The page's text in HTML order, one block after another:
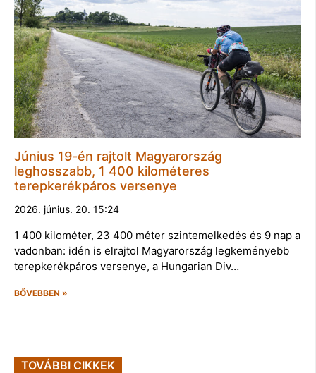
Június 19-én rajtolt Magyarország
leghosszabb, 1 400 kilométeres
terepkerékpáros versenye
2026. június. 20. 15:24
1 400 kilométer, 23 400 méter szintemelkedés és 9 nap a
vadonban: idén is elrajtol Magyarország legkeményebb
terepkerékpáros versenye, a Hungarian Div…
BŐVEBBEN »
TOVÁBBI CIKKEK